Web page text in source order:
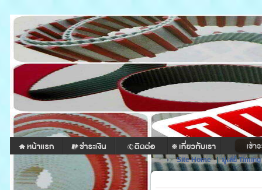
Site Home|มู่เล่ย์ Timing